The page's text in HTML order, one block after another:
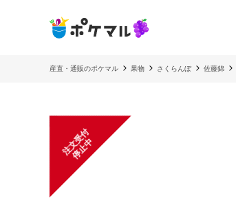
産直・通販のポケマル 果物 さくらんぼ 佐藤錦
注
文
受
付
停
止
中